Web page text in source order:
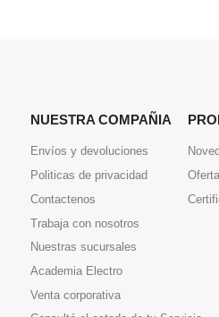
NUESTRA COMPAÑIA
Envíos y devoluciones
Politicas de privacidad
Contactenos
Trabaja con nosotros
Nuestras sucursales
Academia Electro
Venta corporativa